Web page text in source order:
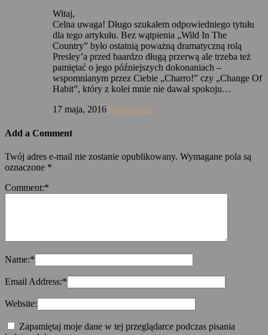
Witaj,
Celna uwaga! Długo szukałem odpowiedniego tytułu
dla tego artykułu. Bez wątpienia „Wild In The
Country” było ostatnią poważną dramatyczną rolą
Presley’a przed baardzo długą przerwą ale trzeba też
pamiętać o jego późniejszych dokonaniach –
wspomnianym przez Ciebie „Charro!” czy „Change Of
Habit”, który z kolei mnie nie dawał spokoju…
17 maja, 2016 Odpowiedz
Add a Comment
Twój adres e-mail nie zostanie opublikowany. Wymagane pola są
oznaczone *
Comment:*
Name:*
Email Address:*
Website:
Zapamiętaj moje dane w tej przeglądarce podczas pisania